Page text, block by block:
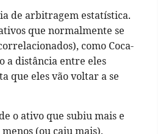
de arbitragem estatística.
que normalmente se
como Coca-
a distância entre eles
que eles vão voltar a se
o ativo que subiu mais e
(ou caiu mais),